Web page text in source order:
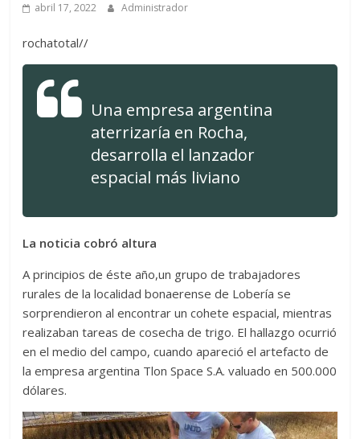
abril 17, 2022 Administrador
rochatotal//
Una empresa argentina
aterrizaría en Rocha,
desarrolla el lanzador
espacial más liviano
La noticia cobró altura
A principios de éste año,un grupo de trabajadores
rurales de la localidad bonaerense de Lobería se
sorprendieron al encontrar un cohete espacial, mientras
realizaban tareas de cosecha de trigo. El hallazgo ocurrió
en el medio del campo, cuando apareció el artefacto de
la empresa argentina Tlon Space S.A. valuado en 500.000
dólares.